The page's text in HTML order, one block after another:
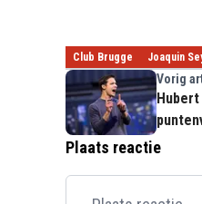
Club Brugge Joaquin
Vorig
Plaats reactie